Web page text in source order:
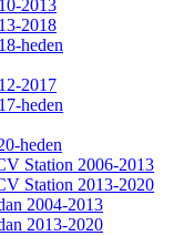
2013
2018
heden
2017
heden
heden
Station 2006-2013
Station 2013-2020
2004-2013
2013-2020